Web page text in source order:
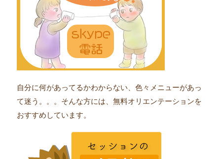
自分に何があってるかわからない、色々メニューがあっ
て迷う。。。そんな方には、無料オリエンテーションを
おすすめしています。